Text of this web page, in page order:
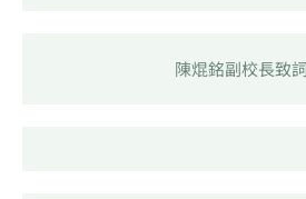
陳焜銘副校長致